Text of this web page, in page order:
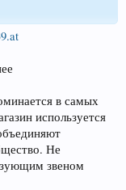
в самых
используется
Не
звеном